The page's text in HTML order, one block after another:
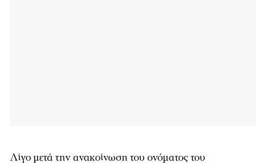
Λίγο μετά την ανακοίνωση του ονόματος του